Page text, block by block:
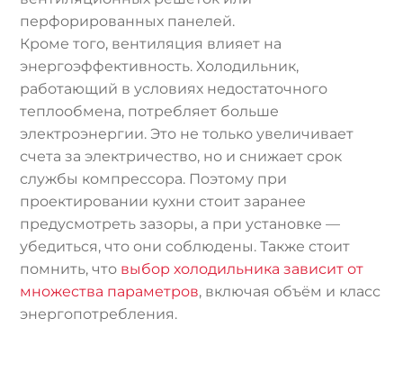
перфорированных панелей.
Кроме того, вентиляция влияет на
энергоэффективность. Холодильник,
работающий в условиях недостаточного
теплообмена, потребляет больше
электроэнергии. Это не только увеличивает
счета за электричество, но и снижает срок
службы компрессора. Поэтому при
проектировании кухни стоит заранее
предусмотреть зазоры, а при установке —
убедиться, что они соблюдены. Также стоит
помнить, что выбор холодильника зависит от
множества параметров, включая объём и класс
энергопотребления.